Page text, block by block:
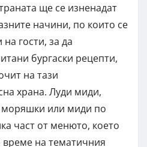
ще се изненадат
начини, по които се
на гости, за да
бургаски рецепти,
на тази
храна. Луди миди,
или миди по
част от менюто, което
на тематичния